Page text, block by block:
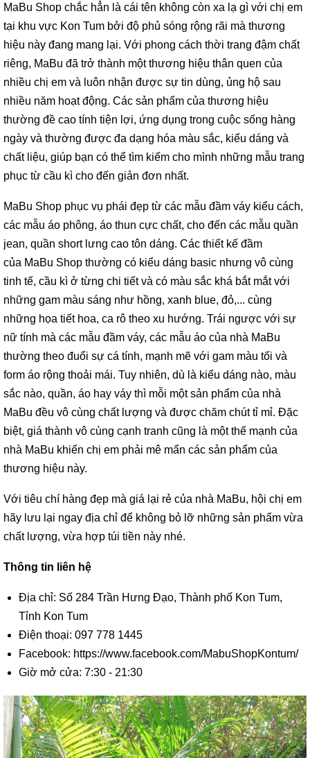
MaBu Shop chắc hẳn là cái tên không còn xa lạ gì với chị em
tại khu vực Kon Tum bởi độ phủ sóng rộng rãi mà thương
hiệu này đang mang lại. Với phong cách thời trang đậm chất
riêng, MaBu đã trở thành một thương hiệu thân quen của
nhiều chị em và luôn nhận được sự tin dùng, ủng hộ sau
nhiều năm hoạt động. Các sản phẩm của thương hiệu
thường đề cao tính tiện lợi, ứng dụng trong cuộc sống hàng
ngày và thường được đa dạng hóa màu sắc, kiểu dáng và
chất liệu, giúp bạn có thể tìm kiếm cho mình những mẫu trang
phục từ cầu kì cho đến giản đơn nhất.
MaBu Shop phục vụ phái đẹp từ các mẫu đầm váy kiểu cách,
các mẫu áo phông, áo thun cực chất, cho đến các mẫu quần
jean, quần short lưng cao tôn dáng. Các thiết kế đầm
của MaBu Shop thường có kiểu dáng basic nhưng vô cùng
tinh tế, cầu kì ở từng chi tiết và có màu sắc khá bắt mắt với
những gam màu sáng như hồng, xanh blue, đỏ,... cùng
những họa tiết hoa, ca rô theo xu hướng. Trái ngược với sự
nữ tính mà các mẫu đầm váy, các mẫu áo của nhà MaBu
thường theo đuổi sự cá tính, mạnh mẽ với gam màu tối và
form áo rộng thoải mái. Tuy nhiên, dù là kiểu dáng nào, màu
sắc nào, quần, áo hay váy thì mỗi một sản phẩm của nhà
MaBu đều vô cùng chất lượng và được chăm chút tỉ mỉ. Đặc
biệt, giá thành vô cùng cạnh tranh cũng là một thế mạnh của
nhà MaBu khiến chị em phải mê mẩn các sản phẩm của
thương hiệu này.
Với tiêu chí hàng đẹp mà giá lại rẻ của nhà MaBu, hội chị em
hãy lưu lại ngay địa chỉ để không bỏ lỡ những sản phẩm vừa
chất lượng, vừa hợp túi tiền này nhé.
Thông tin liên hệ
Địa chỉ: Số 284 Trần Hưng Đạo, Thành phố Kon Tum,
Tỉnh Kon Tum
Điện thoại: 097 778 1445
Facebook: https://www.facebook.com/MabuShopKontum/
Giờ mở cửa: 7:30 - 21:30